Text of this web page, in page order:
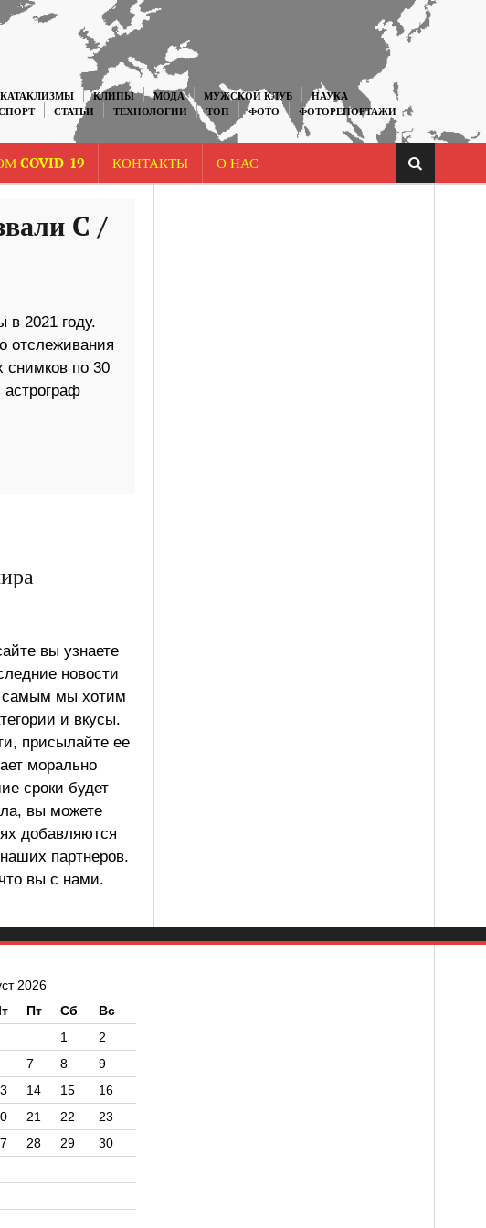
КАТАКЛИЗМЫ КЛИПЫ МОДА МУЖСКОЙ КЛУБ
НАУКА
СТАТЬИ ТЕХНОЛОГИИ ТОП ФОТО
ФОТОРЕПОРТАЖИ
COVID-19 КОНТАКТЫ О НАС
C /
в 2021 году.
отслеживания
снимков по 30
вы узнаете
новости
самым мы хотим
и вкусы.
присылайте ее
морально
сроки будет
вы можете
добавляются
партнеров.
вы с нами.
2026
Пт Сб Вс
1
2
7 8
9
14 15
16
21 22
23
28 29
30